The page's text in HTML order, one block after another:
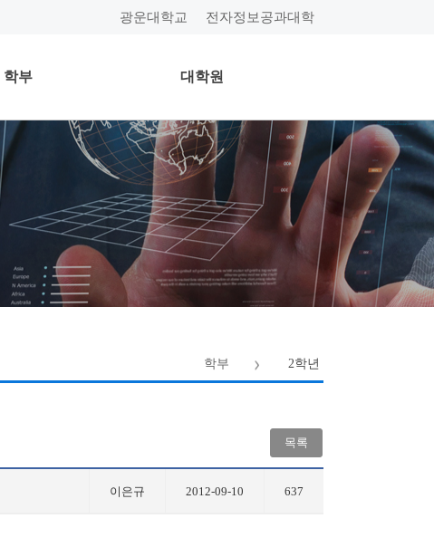
광운대학교 전자정보공과대학
학부 대학원
학부 2학년
목록
이은규 2012-09-10 637